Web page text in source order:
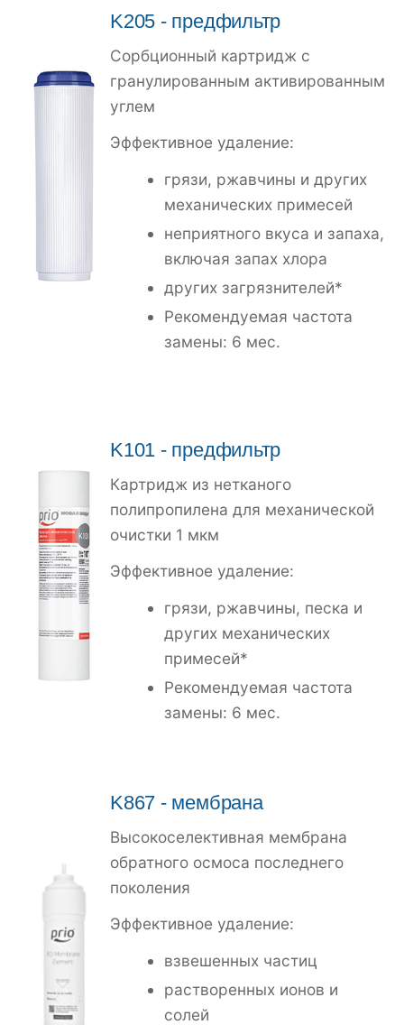
K205 - предфильтр
Сорбционный картридж с
гранулированным активированным
углем
Эффективное удаление:
грязи, ржавчины и других
механических примесей
неприятного вкуса и запаха,
включая запах хлора
других загрязнителей*
Рекомендуемая частота
замены: 6 мес.
K101 - предфильтр
Картридж из нетканого
полипропилена для механической
очистки 1 мкм
Эффективное удаление:
грязи, ржавчины, песка и
других механических
примесей*
Рекомендуемая частота
замены: 6 мес.
K867 - мембрана
Высокоселективная мембрана
обратного осмоса последнего
поколения
Эффективное удаление:
взвешенных частиц
растворенных ионов и
солей